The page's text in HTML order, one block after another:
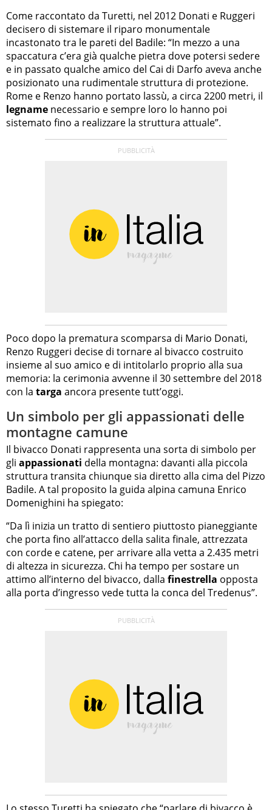
Come raccontato da Turetti, nel 2012 Donati e Ruggeri
decisero di sistemare il riparo monumentale
incastonato tra le pareti del Badile: “In mezzo a una
spaccatura c’era già qualche pietra dove potersi sedere
e in passato qualche amico del Cai di Darfo aveva anche
posizionato una rudimentale struttura di protezione.
Rome e Renzo hanno portato lassù, a circa 2200 metri, il
legname necessario e sempre loro lo hanno poi
sistemato fino a realizzare la struttura attuale”.
Poco dopo la prematura scomparsa di Mario Donati,
Renzo Ruggeri decise di tornare al bivacco costruito
insieme al suo amico e di intitolarlo proprio alla sua
memoria: la cerimonia avvenne il 30 settembre del 2018
con la targa ancora presente tutt’oggi.
Un simbolo per gli appassionati delle
montagne camune
Il bivacco Donati rappresenta una sorta di simbolo per
gli appassionati della montagna: davanti alla piccola
struttura transita chiunque sia diretto alla cima del Pizzo
Badile. A tal proposito la guida alpina camuna Enrico
Domenighini ha spiegato:
“Da lì inizia un tratto di sentiero piuttosto pianeggiante
che porta fino all’attacco della salita finale, attrezzata
con corde e catene, per arrivare alla vetta a 2.435 metri
di altezza in sicurezza. Chi ha tempo per sostare un
attimo all’interno del bivacco, dalla finestrella opposta
alla porta d’ingresso vede tutta la conca del Tredenus”.